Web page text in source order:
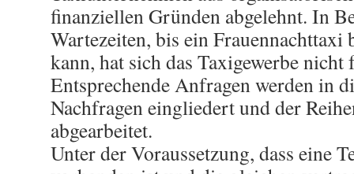
finanziellen Gründen abgelehnt. In
Wartezeiten, bis ein Frauennachttaxi
kann, hat sich das Taxigewerbe nicht
Entsprechende Anfragen werden in
Nachfragen eingliedert und der
abgearbeitet.
Unter der Voraussetzung, dass eine